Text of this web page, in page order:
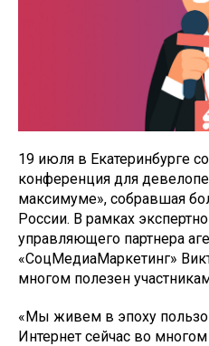
19 июля в Екатеринбурге
конференция для
максимуме», собравшая
России. В рамках
управляющего партнера
«СоцМедиаМаркетинг»
многом полезен
«Мы живем в эпоху
Интернет сейчас во